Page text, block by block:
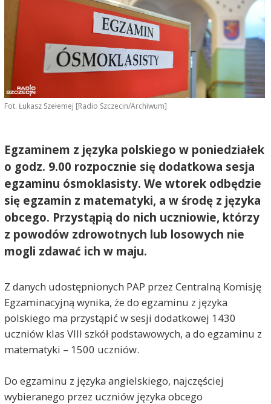
Fot. Łukasz Szełemej [Radio Szczecin/Archiwum]
Egzaminem z języka polskiego w poniedziałek
o godz. 9.00 rozpocznie się dodatkowa sesja
egzaminu ósmoklasisty. We wtorek odbędzie
się egzamin z matematyki, a w środę z języka
obcego. Przystąpią do nich uczniowie, którzy
z powodów zdrowotnych lub losowych nie
mogli zdawać ich w maju.
Z danych udostępnionych PAP przez Centralną Komisję
Egzaminacyjną wynika, że do egzaminu z języka
polskiego ma przystąpić w sesji dodatkowej 1430
uczniów klas VIII szkół podstawowych, a do egzaminu z
matematyki – 1500 uczniów.
Do egzaminu z języka angielskiego, najczęściej
wybieranego przez uczniów języka obcego